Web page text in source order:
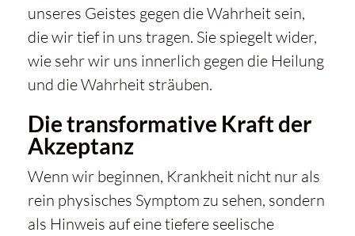
unseres Geistes gegen die Wahrheit sein,
die wir tief in uns tragen. Sie spiegelt wider,
wie sehr wir uns innerlich gegen die Heilung
und die Wahrheit sträuben.
Die transformative Kraft der
Akzeptanz
Wenn wir beginnen, Krankheitnicht nur als
rein physisches Symptom zu sehen, sondern
als Hinweis auf eine tiefere seelische